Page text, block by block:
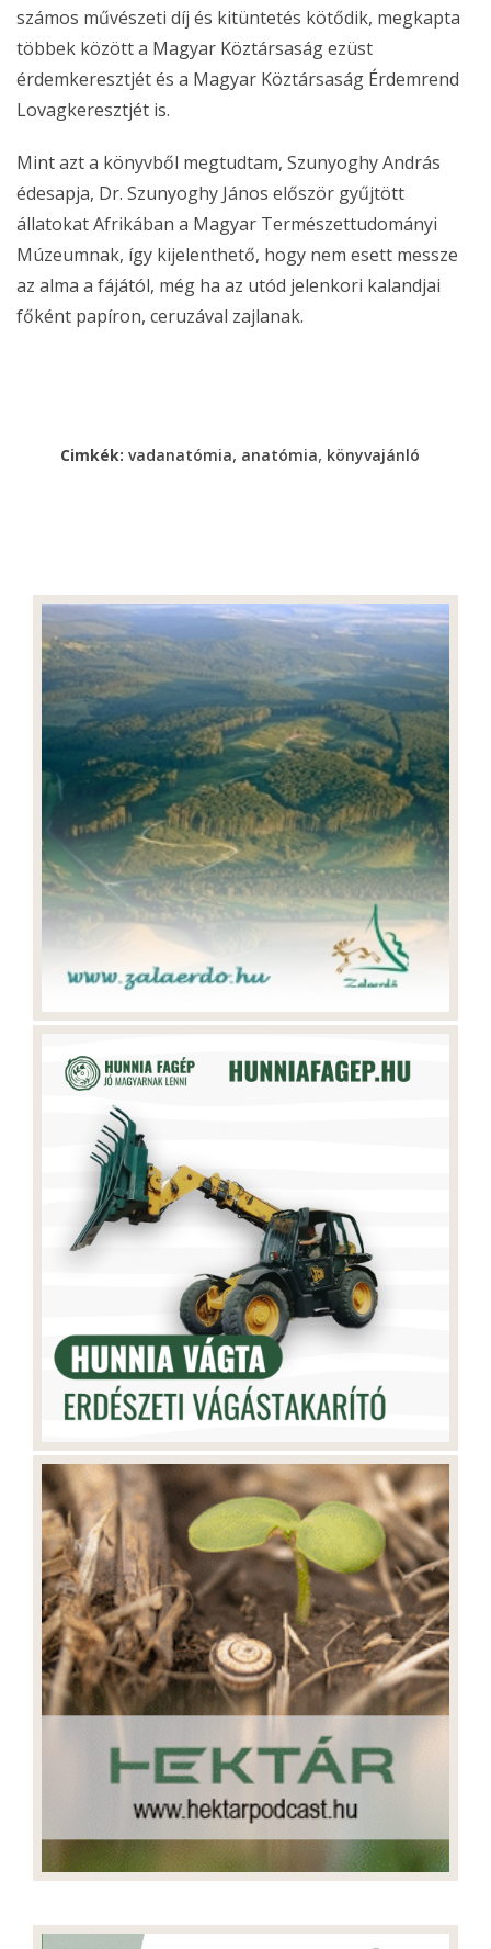
számos művészeti díj és kitüntetés kötődik, megkapta
többek között a Magyar Köztársaság ezüst
érdemkeresztjét és a Magyar Köztársaság Érdemrend
Lovagkeresztjét is.
Mint azt a könyvből megtudtam, Szunyoghy András
édesapja, Dr. Szunyoghy János először gyűjtött
állatokat Afrikában a Magyar Természettudományi
Múzeumnak, így kijelenthető, hogy nem esett messze
az alma a fájától, még ha az utód jelenkori kalandjai
főként papíron, ceruzával zajlanak.
Cimkék: vadanatómia, anatómia, könyvajánló